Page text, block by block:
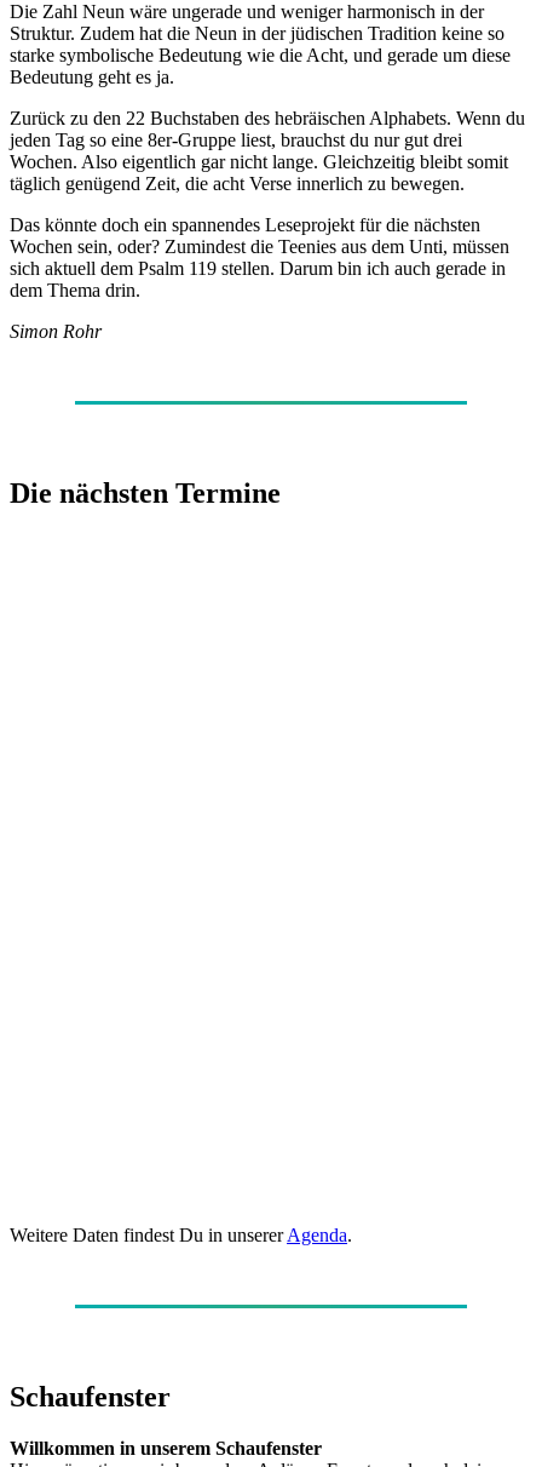
Die Zahl Neun wäre ungerade und weniger harmonisch in der
Struktur. Zudem hat die Neun in der jüdischen Tradition keine so
starke symbolische Bedeutung wie die Acht, und gerade um diese
Bedeutung geht es ja.
Zurück zu den 22 Buchstaben des hebräischen Alphabets. Wenn du
jeden Tag so eine 8er-Gruppe liest, brauchst du nur gut drei
Wochen. Also eigentlich gar nicht lange. Gleichzeitig bleibt somit
täglich genügend Zeit, die acht Verse innerlich zu bewegen.
Das könnte doch ein spannendes Leseprojekt für die nächsten
Wochen sein, oder? Zumindest die Teenies aus dem Unti, müssen
sich aktuell dem Psalm 119 stellen. Darum bin ich auch gerade in
dem Thema drin.
Simon Rohr
Die nächsten Termine
Weitere Daten findest Du in unsererAgenda.
Schaufenster
Willkommen in unserem Schaufenster